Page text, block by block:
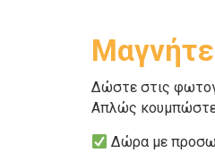
Δώστε στις
Απλώς κουμπώστε
Δώρα με